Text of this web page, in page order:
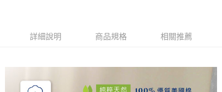
ATM／網路銀行／等多元方式進行付款，方視為交易完成。
※ 請注意：結帳手續完成當下不需立刻繳費，但若您需要取消訂單，請聯絡
※ 交易是否成功請以「AFTEE先享後付 」之結帳頁面顯示為準，若有關於
客戶支援中心」
https://netprotections.freshdesk.com/support/home
7-11取貨付款
付款後7-11取貨
每筆NT$60，滿NT$499(含以上)免運費
詳細說明 商品規格 相關推薦